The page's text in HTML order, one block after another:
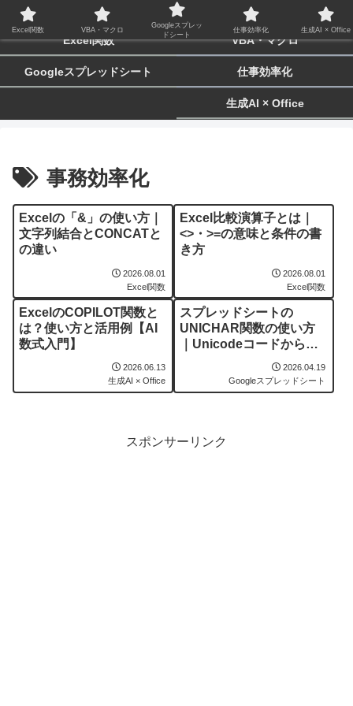
biz-tactics
Excel関数 VBA・マクロ
Googleスプレッドシート 仕事効率化
生成AI × Office
事務効率化
Excelの「&」の使い方｜
文字列結合とCONCATと
の違い
2026.08.01
Excel関数
Excel比較演算子とは｜
<>・>=の意味と条件の書
き方
2026.08.01
Excel関数
ExcelのCOPILOT関数と
は？使い方と活用例【AI
数式入門】
2026.06.13
生成AI × Office
スプレッドシートの
UNICHAR関数の使い方
｜Unicodeコードから文
2026.04.19
Googleスプレッドシート
スポンサーリンク
Excel関数 VBA・マクロ
Googleスプレッ
ドシート
仕事効率化 生成AI × Office